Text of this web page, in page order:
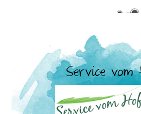
Service vom